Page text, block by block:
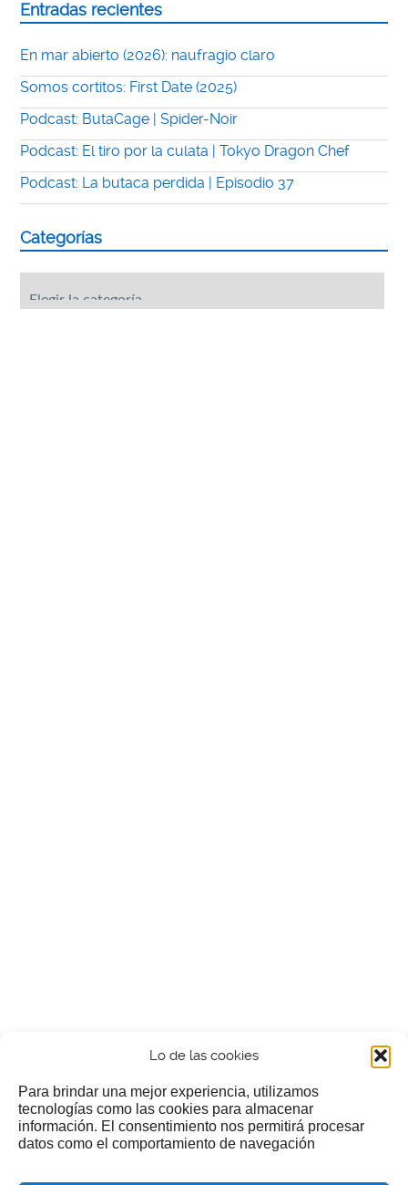
Lo de las cookies
Para brindar una mejor experiencia, utilizamos
tecnologías como las cookies para almacenar
información. El consentimiento nos permitirá procesar
datos como el comportamiento de navegación
Entradas recientes
En mar abierto (2026): naufragio claro
Somos cortitos: First Date (2025)
Podcast: ButaCage | Spider-Noir
Podcast: El tiro por la culata | Tokyo Dragon Chef
Podcast: La butaca perdida | Episodio 37
Categorías
¿Nos invitas a un cafecillo?